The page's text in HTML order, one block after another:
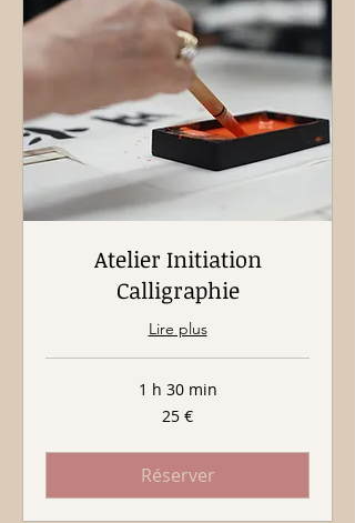
Atelier Initiation
Calligraphie
Lire plus
1 h 30 min
25 €
Réserver